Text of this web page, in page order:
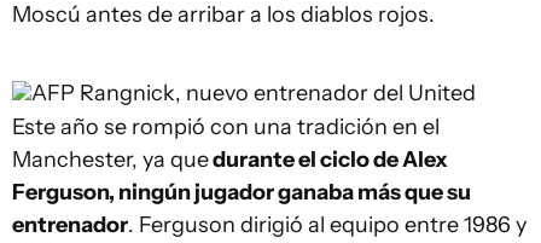
Moscú antes de arribar a los diablos rojos.
AFP Rangnick, nuevo entrenador del United
Este año se rompió con una tradición en el
Manchester, ya quedurante el ciclo de Alex
Ferguson, ningún jugador ganaba más que su
entrenador. Ferguson dirigió al equipo entre 1986 y